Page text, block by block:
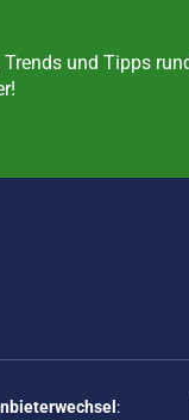
und Tipps
: